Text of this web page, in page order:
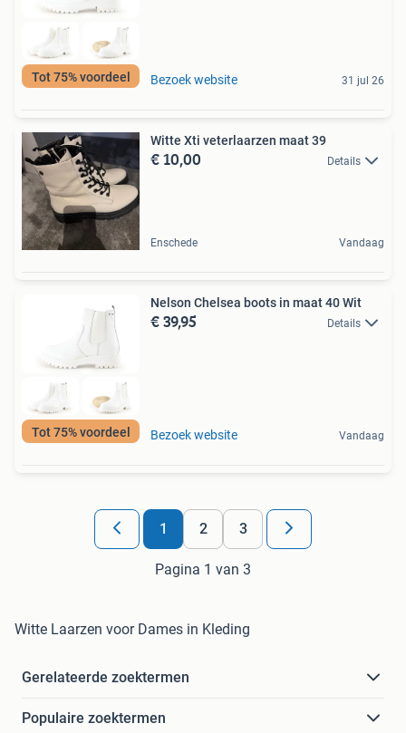
Tot 75% voordeel Bezoek website 31 jul 26
Witte Xti veterlaarzen maat 39
€ 10,00 Details
Enschede Vandaag
Tot 75% voordeel
Nelson Chelsea boots in maat 40 Wit
€ 39,95 Details
Bezoek website Vandaag
1 2 3
Pagina 1 van 3
Witte Laarzen voor Dames in Kleding
Gerelateerde zoektermen
Populaire zoektermen